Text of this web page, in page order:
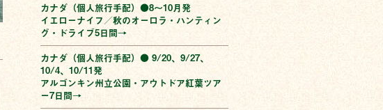
カナダ（個人旅行手配）●8〜10月発
イエローナイフ／秋のオーロラ・ハンティン
グ・ドライブ5日間→
カナダ（個人旅行手配）● 9/20、9/27、
10/4、10/11発
アルゴンキン州立公園・アウトドア紅葉ツア
ー7日間→